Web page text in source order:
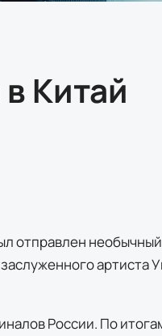
Китай
отправлен
артиста
России. По